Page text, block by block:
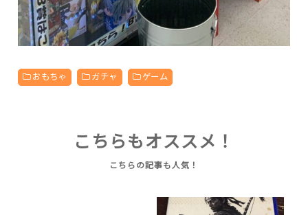
おもちゃ ガチャ ゲーム
こちらもオススメ！